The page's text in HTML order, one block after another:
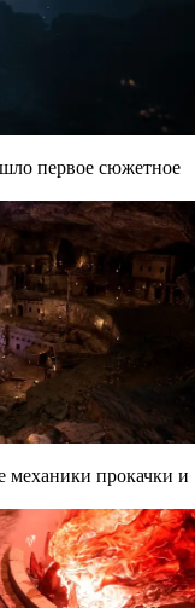
первое сюжетное
механики прокачки и